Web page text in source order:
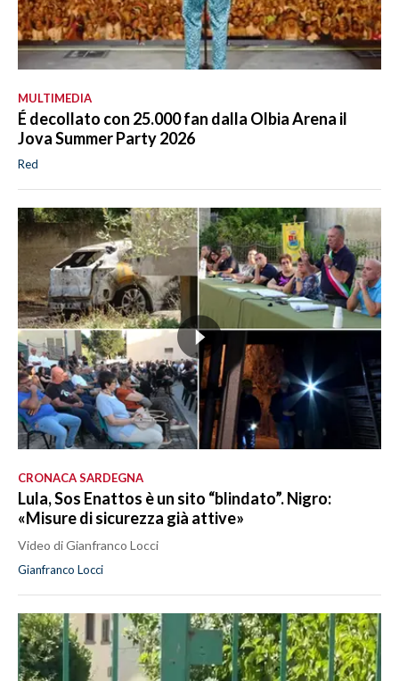
MULTIMEDIA
É decollato con 25.000 fan dalla Olbia Arena il
Jova Summer Party 2026
Red
CRONACA SARDEGNA
Lula, Sos Enattos è un sito “blindato”. Nigro:
«Misure di sicurezza già attive»
Video di Gianfranco Locci
Gianfranco Locci